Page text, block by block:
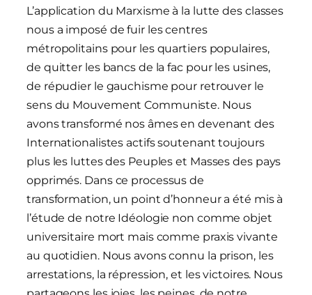
L’application du Marxisme à la lutte des classes
nous a imposé de fuir les centres
métropolitains pour les quartiers populaires,
de quitter les bancs de la fac pour les usines,
de répudier le gauchisme pour retrouver le
sens du Mouvement Communiste. Nous
avons transformé nos âmes en devenant des
Internationalistes actifs soutenant toujours
plus les luttes des Peuples et Masses des pays
opprimés. Dans ce processus de
transformation, un point d’honneur a été mis à
l’étude de notre Idéologie non comme objet
universitaire mort mais comme praxis vivante
au quotidien. Nous avons connu la prison, les
arrestations, la répression, et les victoires. Nous